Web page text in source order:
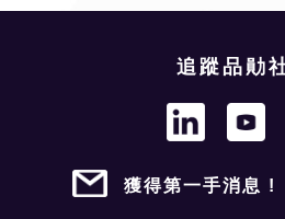
追蹤品勛
獲得第一手消息 !